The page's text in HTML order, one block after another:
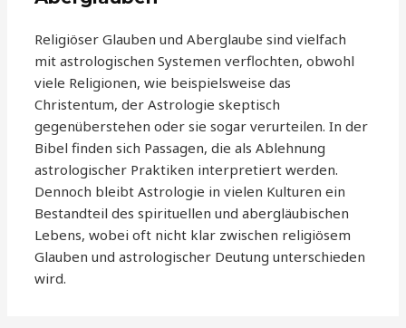
Religiöser Glauben und Aberglaube sind vielfach
mit astrologischen Systemen verflochten, obwohl
viele Religionen, wie beispielsweise das
Christentum, der Astrologie skeptisch
gegenüberstehen oder sie sogar verurteilen. In der
Bibel finden sich Passagen, die als Ablehnung
astrologischer Praktiken interpretiert werden.
Dennoch bleibt Astrologie in vielen Kulturen ein
Bestandteil des spirituellen und abergläubischen
Lebens, wobei oft nicht klar zwischen religiösem
Glauben und astrologischer Deutung unterschieden
wird.